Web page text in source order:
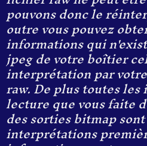
pouvons donc le
outre vous pouvez
informations qui
jpeg de votre boîtier
interprétation par
raw. De plus toutes
lecture que vous faite
des sorties bitmap
interprétations